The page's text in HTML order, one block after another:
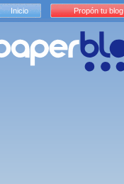
Inicio Propón tu blog